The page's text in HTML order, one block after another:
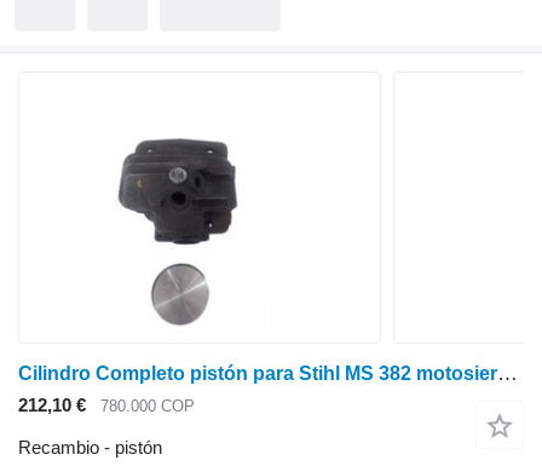
Cilindro Completo pistón para Stihl MS 382 motosierra gasolina
212,10 € 780.000 COP
Recambio - pistón